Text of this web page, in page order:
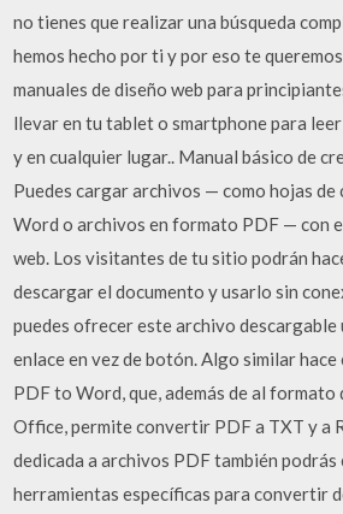
no tienes que realizar una búsqueda
hemos hecho por ti y por eso te
manuales de diseño web para
llevar en tu tablet o smartphone para
y en cualquier lugar.. Manual básico de
Puedes cargar archivos — como hojas de
Word o archivos en formato PDF — con
web. Los visitantes de tu sitio podrán
descargar el documento y usarlo sin
puedes ofrecer este archivo
enlace en vez de botón. Algo similar
PDF to Word, que, además de al formato
Office, permite convertir PDF a TXT y a
dedicada a archivos PDF también
herramientas específicas para convertir